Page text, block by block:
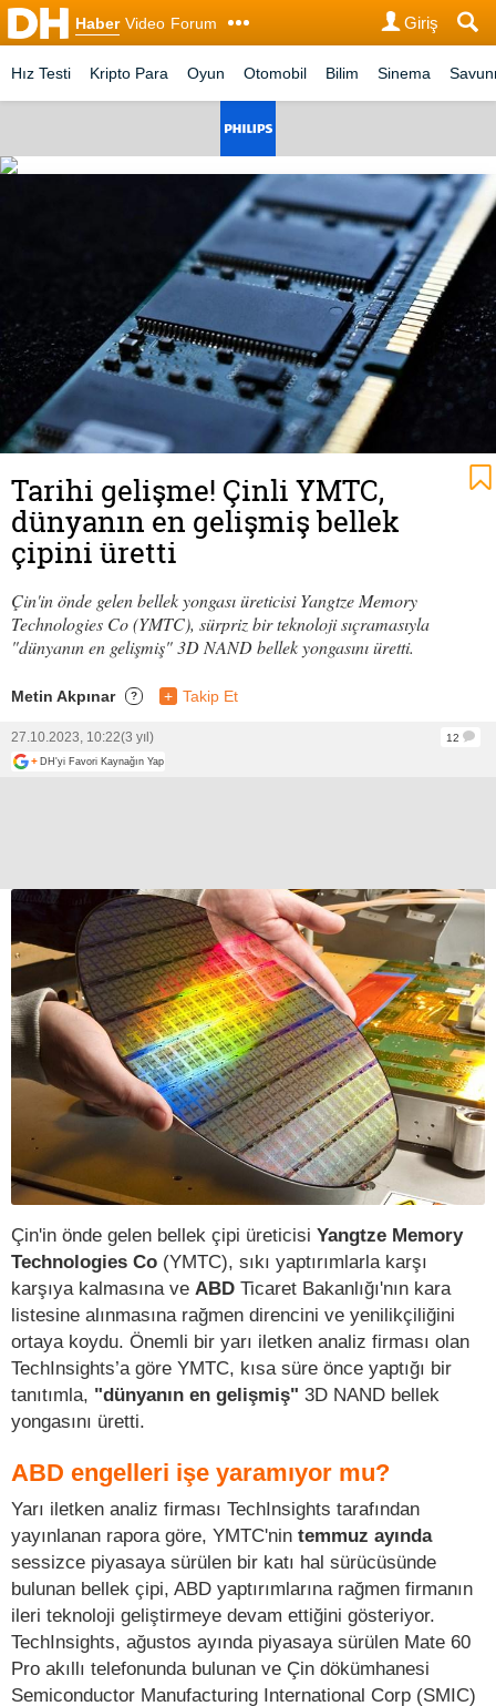
Haber Video Forum Giriş
Hız Testi Kripto Para Oyun Otomobil Bilim Sinema
Tarihi gelişme! Çinli YMTC,
dünyanın en gelişmiş bellek
çipini üretti
Çin'in önde gelen bellek yongası üreticisi Yangtze Memory
Technologies Co (YMTC), sürpriz bir teknoloji sıçramasıyla
"dünyanın en gelişmiş" 3D NAND bellek yongasını üretti.
Metin Akpınar ? + Takip Et
27.10.2023, 10:22(3 yıl)
12
+ DH'yi Favori Kaynağın Yap
Çin'in önde gelen bellek çipi üreticisi Yangtze Memory
Technologies Co (YMTC), sıkı yaptırımlarla karşı
karşıya kalmasına ve ABD Ticaret Bakanlığı'nın kara
listesine alınmasına rağmen direncini ve yenilikçiliğini
ortaya koydu. Önemli bir yarı iletken analiz firması olan
TechInsights’a göre YMTC, kısa süre önce yaptığı bir
tanıtımla, "dünyanın en gelişmiş" 3D NAND bellek
yongasını üretti.
ABD engelleri işe yaramıyor mu?
Yarı iletken analiz firması TechInsights tarafından
yayınlanan rapora göre, YMTC'nin temmuz ayında
sessizce piyasaya sürülen bir katı hal sürücüsünde
bulunan bellek çipi, ABD yaptırımlarına rağmen firmanın
ileri teknoloji geliştirmeye devam ettiğini gösteriyor.
TechInsights, ağustos ayında piyasaya sürülen Mate 60
Pro akıllı telefonunda bulunan ve Çin dökümhanesi
Semiconductor Manufacturing International Corp (SMIC)